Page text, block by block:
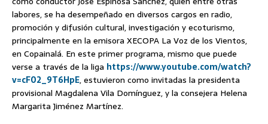
labores, se ha desempeñado en diversos cargos en radio,
promoción y difusión cultural, investigación y ecoturismo,
principalmente en la emisora XECOPA La Voz de los Vientos,
en Copainalá. En este primer programa, mismo que puede
verse a través de la liga https://www.youtube.com/watch?
v=cF02_9T6HpE, estuvieron como invitadas la presidenta
provisional Magdalena Vila Domínguez, y la consejera Helena
Margarita Jiménez Martínez.